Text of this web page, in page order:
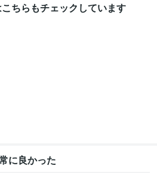
ちらもチェックしています
に良かった